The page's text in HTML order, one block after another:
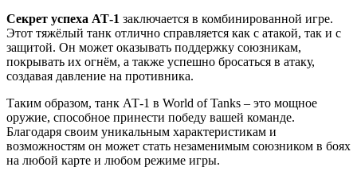
Секрет успеха АТ-1 заключается в комбинированной игре.
Этот тяжёлый танк отлично справляется как с атакой, так и с
защитой. Он может оказывать поддержку союзникам,
покрывать их огнём, а также успешно бросаться в атаку,
создавая давление на противника.
Таким образом, танк АТ-1 в World of Tanks – это мощное
оружие, способное принести победу вашей команде.
Благодаря своим уникальным характеристикам и
возможностям он может стать незаменимым союзником в боях
на любой карте и любом режиме игры.